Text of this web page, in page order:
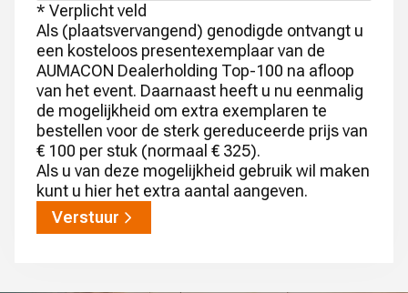
* Verplicht veld
Als (plaatsvervangend) genodigde ontvangt u
een kosteloos presentexemplaar van de
AUMACON Dealerholding Top-100 na afloop
van het event. Daarnaast heeft u nu eenmalig
de mogelijkheid om extra exemplaren te
bestellen voor de sterk gereduceerde prijs van
€ 100 per stuk (normaal € 325).
Als u van deze mogelijkheid gebruik wil maken
kunt u hier het extra aantal aangeven.
Verstuur